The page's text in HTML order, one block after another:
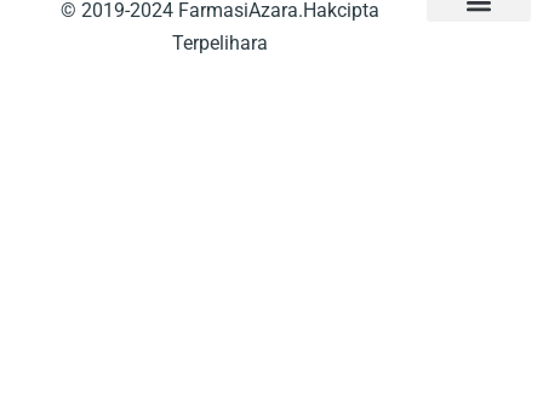
© 2019-2024 FarmasiAzara.Hakcipta
Terpelihara